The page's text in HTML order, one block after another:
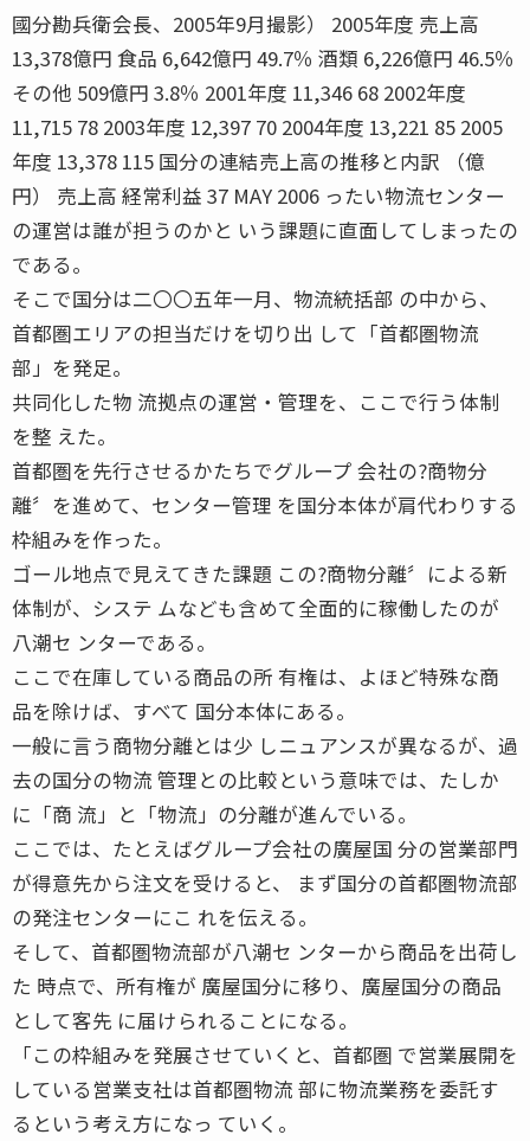
國分勘兵衛会長、2005年9月撮影） 2005年度 売上高
13,378億円 食品 6,642億円 49.7％ 酒類 6,226億円 46.5％
その他 509億円 3.8％ 2001年度 11,346 68 2002年度
11,715 78 2003年度 12,397 70 2004年度 13,221 85 2005
年度 13,378 115 国分の連結売上高の推移と内訳 （億
円） 売上高 経常利益 37 MAY 2006 ったい物流センター
の運営は誰が担うのかと いう課題に直面してしまったの
である。
そこで国分は二〇〇五年一月、物流統括部 の中から、
首都圏エリアの担当だけを切り出 して「首都圏物流
部」を発足。
共同化した物 流拠点の運営・管理を、ここで行う体制
を整 えた。
首都圏を先行させるかたちでグループ 会社の?商物分
離〞を進めて、センター管理 を国分本体が肩代わりする
枠組みを作った。
ゴール地点で見えてきた課題 この?商物分離〞による新
体制が、システ ムなども含めて全面的に稼働したのが
八潮セ ンターである。
ここで在庫している商品の所 有権は、よほど特殊な商
品を除けば、すべて 国分本体にある。
一般に言う商物分離とは少 しニュアンスが異なるが、過
去の国分の物流 管理との比較という意味では、たしか
に「商 流」と「物流」の分離が進んでいる。
ここでは、たとえばグループ会社の廣屋国 分の営業部門
が得意先から注文を受けると、 まず国分の首都圏物流部
の発注センターにこ れを伝える。
そして、首都圏物流部が八潮セ ンターから商品を出荷し
た 時点で、所有権が 廣屋国分に移り、廣屋国分の商品
として客先 に届けられることになる。
「この枠組みを発展させていくと、首都圏 で営業展開を
している営業支社は首都圏物流 部に物流業務を委託す
るという考え方になっ ていく。